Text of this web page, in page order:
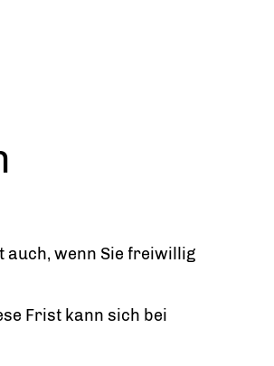
auch, wenn Sie freiwillig
Frist kann sich bei